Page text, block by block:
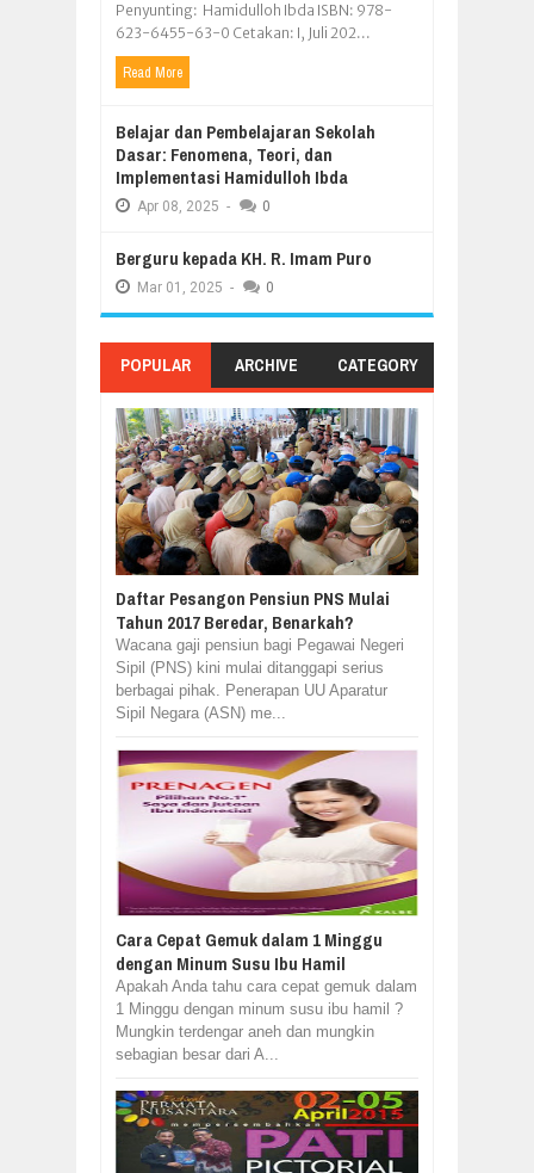
Penyunting: Hamidulloh Ibda ISBN: 978-
623-6455-63-0 Cetakan: I, Juli 202...
Read More
Belajar dan Pembelajaran Sekolah
Dasar: Fenomena, Teori, dan
Implementasi Hamidulloh Ibda
Apr 08, 2025 - 0
Berguru kepada KH. R. Imam Puro
Mar 01, 2025 - 0
POPULAR ARCHIVE CATEGORY
Daftar Pesangon Pensiun PNS Mulai
Tahun 2017 Beredar, Benarkah?
Wacana gaji pensiun bagi Pegawai Negeri
Sipil (PNS) kini mulai ditanggapi serius
berbagai pihak. Penerapan UU Aparatur
Sipil Negara (ASN) me...
Cara Cepat Gemuk dalam 1 Minggu
dengan Minum Susu Ibu Hamil
Apakah Anda tahu cara cepat gemuk dalam
1 Minggu dengan minum susu ibu hamil ?
Mungkin terdengar aneh dan mungkin
sebagian besar dari A...